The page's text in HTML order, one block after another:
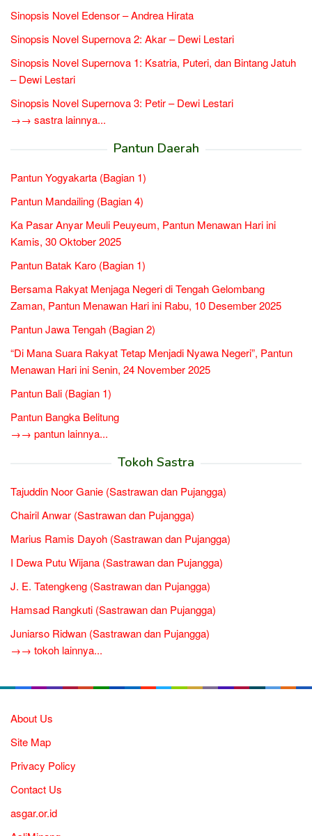
Sinopsis Novel Edensor – Andrea Hirata
Sinopsis Novel Supernova 2: Akar – Dewi Lestari
Sinopsis Novel Supernova 1: Ksatria, Puteri, dan Bintang Jatuh
– Dewi Lestari
Sinopsis Novel Supernova 3: Petir – Dewi Lestari
→→ sastra lainnya...
Pantun Daerah
Pantun Yogyakarta (Bagian 1)
Pantun Mandailing (Bagian 4)
Ka Pasar Anyar Meuli Peuyeum, Pantun Menawan Hari ini
Kamis, 30 Oktober 2025
Pantun Batak Karo (Bagian 1)
Bersama Rakyat Menjaga Negeri di Tengah Gelombang
Zaman, Pantun Menawan Hari ini Rabu, 10 Desember 2025
Pantun Jawa Tengah (Bagian 2)
“Di Mana Suara Rakyat Tetap Menjadi Nyawa Negeri”, Pantun
Menawan Hari ini Senin, 24 November 2025
Pantun Bali (Bagian 1)
Pantun Bangka Belitung
→→ pantun lainnya...
Tokoh Sastra
Tajuddin Noor Ganie (Sastrawan dan Pujangga)
Chairil Anwar (Sastrawan dan Pujangga)
Marius Ramis Dayoh (Sastrawan dan Pujangga)
I Dewa Putu Wijana (Sastrawan dan Pujangga)
J. E. Tatengkeng (Sastrawan dan Pujangga)
Hamsad Rangkuti (Sastrawan dan Pujangga)
Juniarso Ridwan (Sastrawan dan Pujangga)
→→ tokoh lainnya...
About Us
Site Map
Privacy Policy
Contact Us
asgar.or.id